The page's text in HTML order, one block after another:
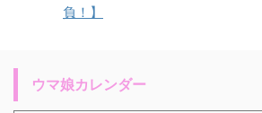
負！】
ウマ娘カレンダー